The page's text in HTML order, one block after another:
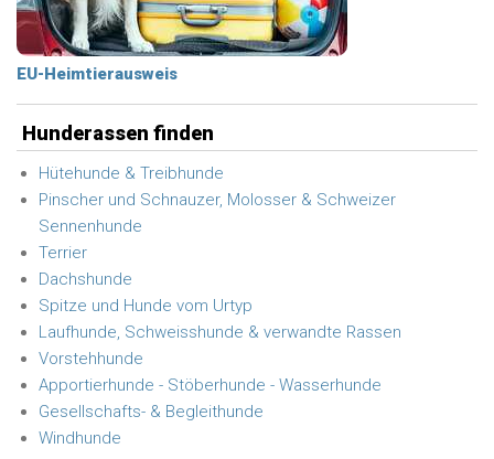
EU-Heimtierausweis
Hunderassen finden
Hütehunde & Treibhunde
Pinscher und Schnauzer, Molosser & Schweizer
Sennenhunde
Terrier
Dachshunde
Spitze und Hunde vom Urtyp
Laufhunde, Schweisshunde & verwandte Rassen
Vorstehhunde
Apportierhunde - Stöberhunde - Wasserhunde
Gesellschafts- & Begleithunde
Windhunde